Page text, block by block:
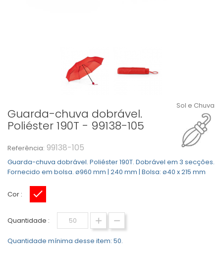
Guarda-chuva dobrável.
Poliéster 190T - 99138-105
Referência: 99138-105
Guarda-chuva dobrável. Poliéster 190T. Dobrável em 3 secções.
Fornecido em bolsa. ø960 mm | 240 mm | Bolsa: ø40 x 215 mm
Cor :
Quantidade :
Quantidade mínima desse item: 50.
Sol e Chuva